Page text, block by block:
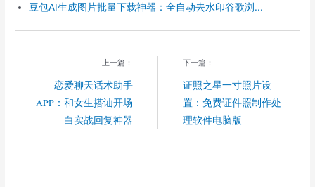
豆包AI生成图片批量下载神器：全自动去水印谷歌浏...
上一篇：
恋爱聊天话术助手
APP：和女生搭讪开场
白实战回复神器
下一篇：
证照之星一寸照片设
置：免费证件照制作处
理软件电脑版